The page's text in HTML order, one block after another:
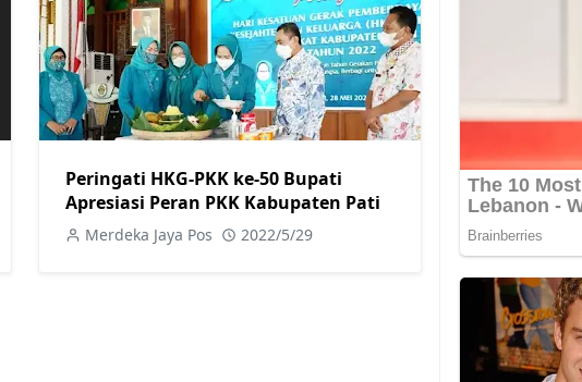
Peringati HKG-PKK ke-50 Bupati
Apresiasi Peran PKK Kabupaten Pati
Merdeka Jaya Pos 2022/5/29